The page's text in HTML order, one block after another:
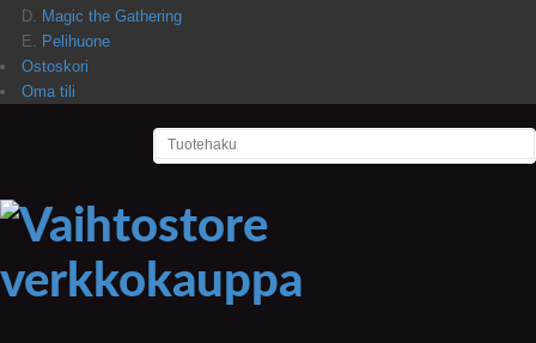
Magic the Gathering
Pelihuone
Ostoskori
Oma tili